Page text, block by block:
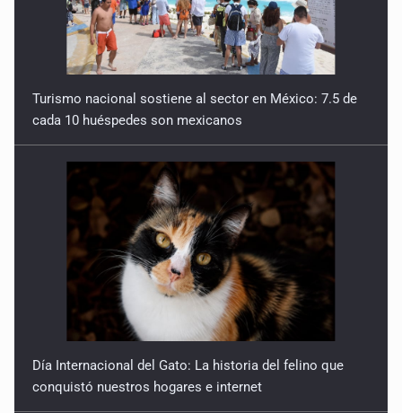
10 de Julio de 2026
Instalan mesa de seguridad para conductores de ERT
Que tiradero
Detienen a conductor por amenazar con arma tras
incidente vial
9 de Julio de 2026
Reactivarán contraflujo en López Mateos Sur a partir del
13 de julio
Y no se enoje con el FBI
Turismo nacional sostiene al sector en México: 7.5 de
cada 10 huéspedes son mexicanos
Día Internacional del Gato: La historia del felino que
conquistó nuestros hogares e internet